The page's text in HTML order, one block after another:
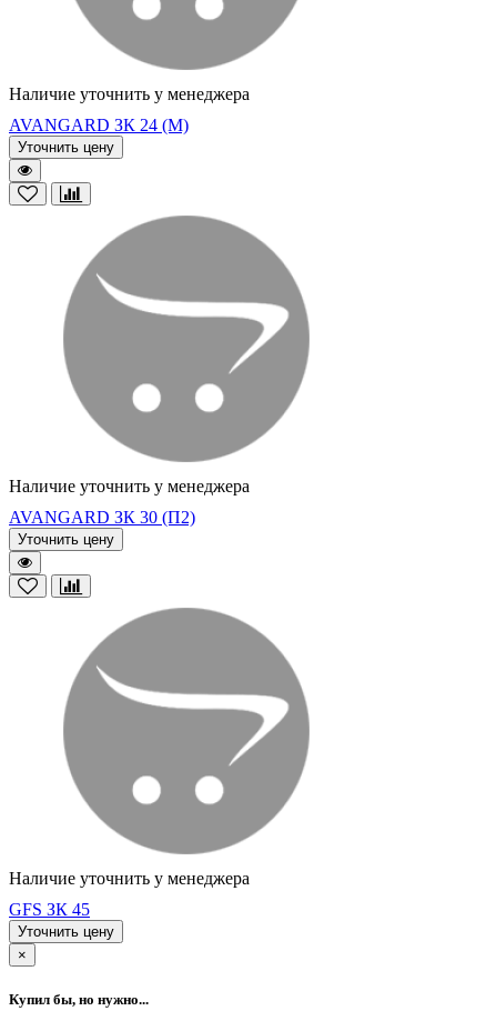
Наличие уточнить у менеджера
AVANGARD ЗК 24 (М)
Уточнить цену
Наличие уточнить у менеджера
AVANGARD ЗК 30 (П2)
Уточнить цену
Наличие уточнить у менеджера
GFS ЗК 45
Уточнить цену
×
Купил бы, но нужно...